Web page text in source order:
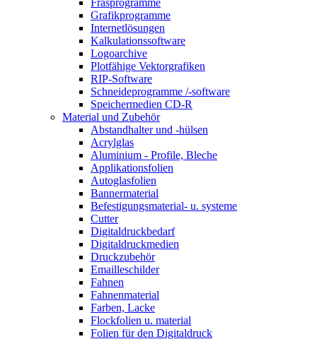
Fräsprogramme
Grafikprogramme
Internetlösungen
Kalkulationssoftware
Logoarchive
Plotfähige Vektorgrafiken
RIP-Software
Schneideprogramme /-software
Speichermedien CD-R
Material und Zubehör
Abstandhalter und -hülsen
Acrylglas
Aluminium - Profile, Bleche
Applikationsfolien
Autoglasfolien
Bannermaterial
Befestigungsmaterial- u. systeme
Cutter
Digitaldruckbedarf
Digitaldruckmedien
Druckzubehör
Emailleschilder
Fahnen
Fahnenmaterial
Farben, Lacke
Flockfolien u. material
Folien für den Digitaldruck